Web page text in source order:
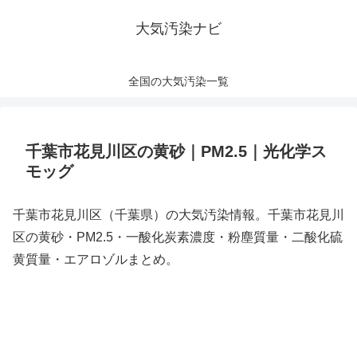
大気汚染ナビ
全国の大気汚染一覧
千葉市花見川区の黄砂｜PM2.5｜光化学ス
モッグ
千葉市花見川区（千葉県）の大気汚染情報。千葉市花見川
区の黄砂・PM2.5・一酸化炭素濃度・粉塵質量・二酸化硫
黄質量・エアロゾルまとめ。